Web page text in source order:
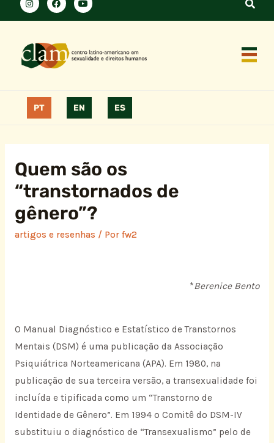
PT EN ES
Quem são os
“transtornados de
gênero”?
artigos e resenhas / Por fw2
*Berenice Bento
O Manual Diagnóstico e Estatístico de Transtornos
Mentais (DSM) é uma publicação da Associação
Psiquiátrica Norteamericana (APA). Em 1980, na
publicação de sua terceira versão, a transexualidade foi
incluída e tipificada como um “Transtorno de
Identidade de Gênero”. Em 1994 o Comitê do DSM-IV
substituiu o diagnóstico de “Transexualismo” pelo de